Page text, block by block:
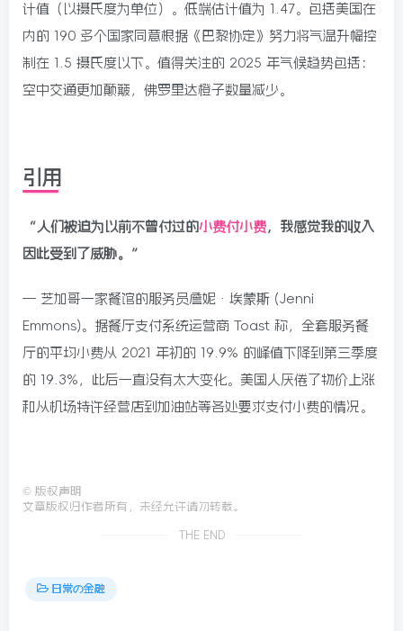
计值（以摄氏度为单位）。低端估计值为 1.47。包括美国在
内的 190 多个国家同意根据《巴黎协定》努力将气温升幅控
制在 1.5 摄氏度以下。值得关注的 2025 年气候趋势包括：
空中交通更加颠簸，佛罗里达橙子数量减少。
引用
“人们被迫为以前不曾付过的小费付小费 ，我感觉我的收入
因此受到了威胁。”
— 芝加哥一家餐馆的服务员詹妮·埃蒙斯 (Jenni
Emmons)。据餐厅支付系统运营商 Toast 称，全套服务餐
厅的平均小费从 2021 年初的 19.9% 的峰值下降到第三季度
的 19.3%，此后一直没有太大变化。美国人厌倦了物价上涨
和从机场特许经营店到加油站等各处要求支付小费的情况。
© 版权声明
文章版权归作者所有，未经允许请勿转载。
THE END
日常の金融